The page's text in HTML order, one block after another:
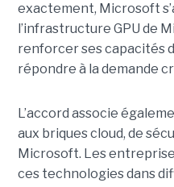
exactement, Microsoft
l’infrastructure GPU de
renforcer ses capacités
répondre à la demande
L’accord associe
aux briques cloud, de
Microsoft. Les
ces technologies dans